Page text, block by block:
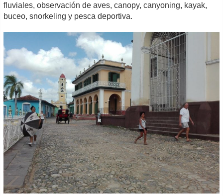
fluviales, observación de aves, canopy, canyoning, kayak,
buceo, snorkeling y pesca deportiva.